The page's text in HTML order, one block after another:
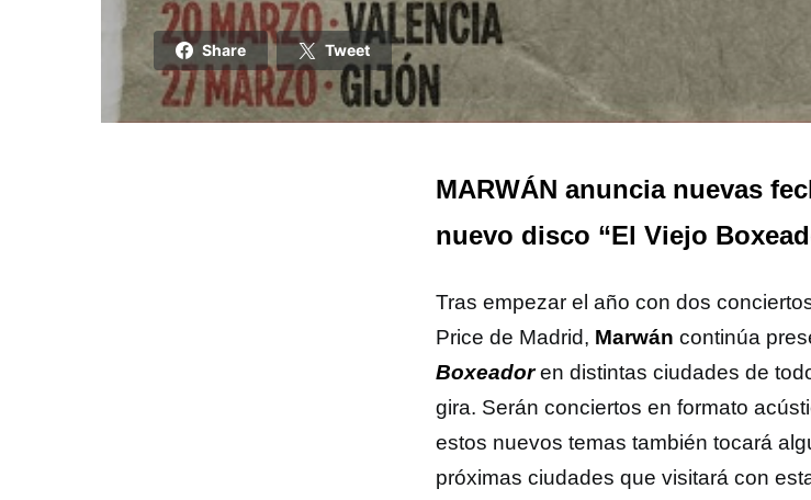
Share Tweet
MARWÁN anuncia nuevas
nuevo disco “El Viejo
Tras empezar el año con dos
Price de Madrid, Marwán continúa
Boxeadoren distintas ciudades de
gira. Serán conciertos en formato
estos nuevos temas también tocará
próximas ciudades que visitará con